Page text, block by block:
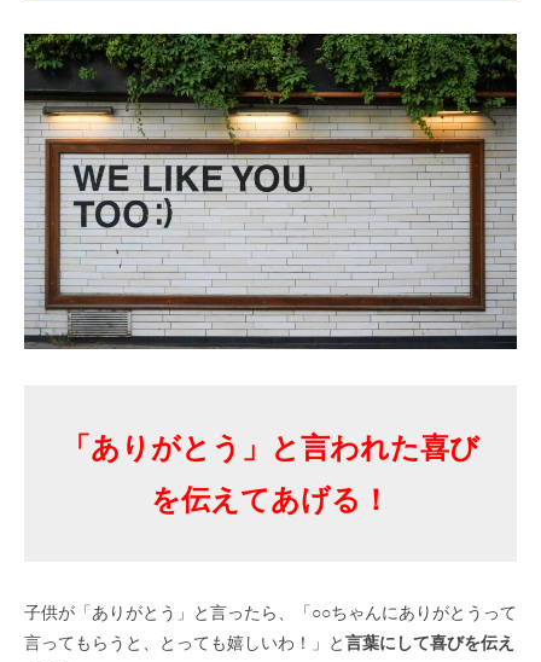
「ありがとう」と言われた喜び
を伝えてあげる！
子供が「ありがとう」と言ったら、「○○ちゃんにありがとうって
言ってもらうと、とっても嬉しいわ！」と言葉にして喜びを伝え